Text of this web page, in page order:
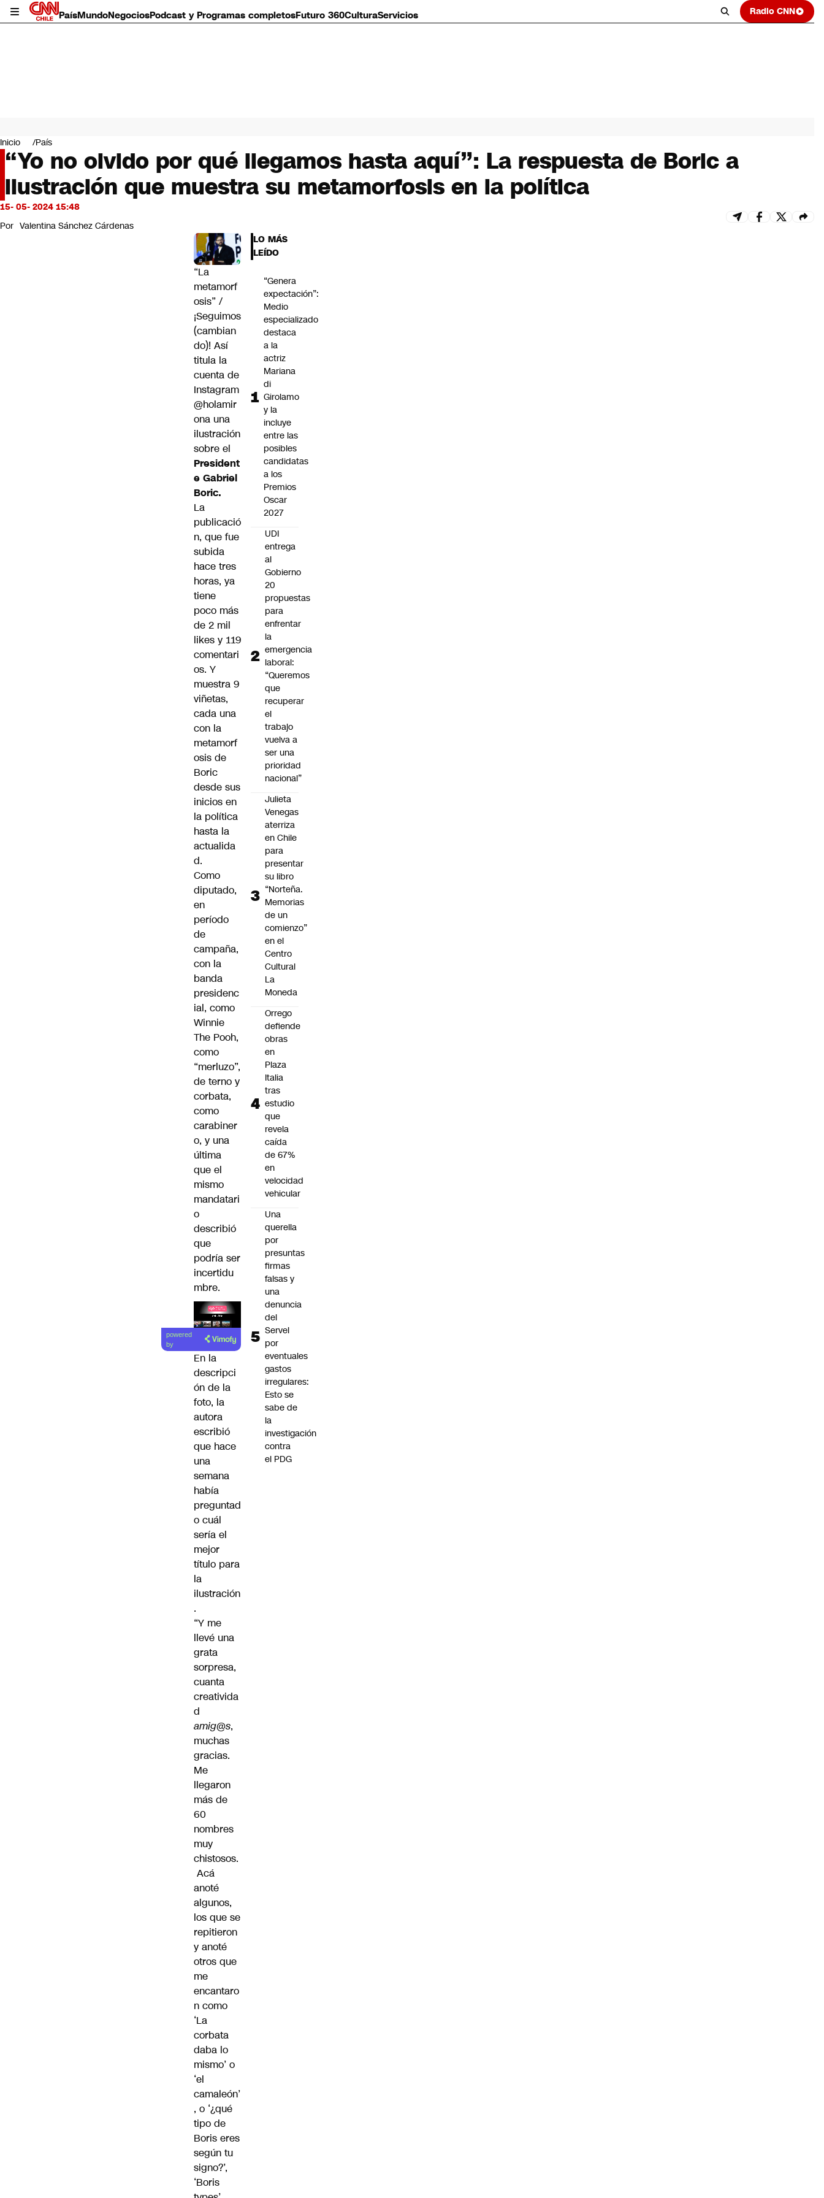
PaísMundoNegociosPodcast y Programas completosFuturo 360CulturaServicios Radio CNN
Mundo
Negocios
Deportes
Programas completos
Cultura
Servicios
Bits
CNN Data
Inicio País
“Yo no olvido por qué llegamos hasta aquí”: La respuesta de Boric a
ilustración que muestra su metamorfosis en la política
15- 05- 2024 15:48
Por Valentina Sánchez Cárdenas
“La
metamorf
osis” /
¡Seguimos
(cambian
do)! Así
titula la
cuenta de
Instagram
@holamir
ona una
ilustración
sobre el
President
e Gabriel
Boric.
La
publicació
n, que fue
subida
hace tres
horas, ya
tiene
poco más
de 2 mil
likes y 119
comentari
os. Y
muestra 9
viñetas,
cada una
con la
metamorf
osis de
Boric
desde sus
inicios en
la política
hasta la
actualida
d.
Como
diputado,
en
período
de
campaña,
con la
banda
presidenc
ial, como
Winnie
The Pooh,
como
“merluzo”,
de terno y
corbata,
como
carabiner
o, y una
última
que el
mismo
mandatari
o
describió
que
podría ser
incertidu
mbre.
Lea el
artículo
powered
by
En la
descripci
ón de la
foto, la
autora
escribió
que hace
una
semana
había
preguntad
o cuál
sería el
mejor
título para
la
ilustración
.
“Y me
llevé una
grata
sorpresa,
cuanta
creativida
d
amig@s,
muchas
gracias.
Me
llegaron
más de
60
nombres
muy
chistosos.
Acá
anoté
algunos,
los que se
repitieron
y anoté
otros que
me
encantaro
n como
‘La
corbata
daba lo
mismo’ o
‘el
camaleón’
, o ‘¿qué
tipo de
Boris eres
según tu
signo?’,
‘Boris
LO MÁS
LEÍDO
“Genera
expectación”:
Medio
especializado
destaca
a la
actriz
Mariana
di
Girolamo
y la
incluye
entre las
posibles
candidatas
a los
Premios
Oscar
2027
UDI
entrega
al
Gobierno
20
propuestas
para
enfrentar
la
emergencia
laboral:
“Queremos
que
recuperar
el
trabajo
vuelva a
ser una
prioridad
nacional”
Julieta
Venegas
aterriza
en Chile
para
presentar
su libro
“Norteña.
Memorias
de un
comienzo”
en el
Centro
Cultural
La
Moneda
Orrego
defiende
obras
en
Plaza
Italia
tras
estudio
que
revela
caída
de 67%
en
velocidad
vehicular
Una
querella
por
presuntas
firmas
falsas y
una
denuncia
del
Servel
por
eventuales
gastos
irregulares:
Esto se
sabe de
la
investigación
contra
el PDG